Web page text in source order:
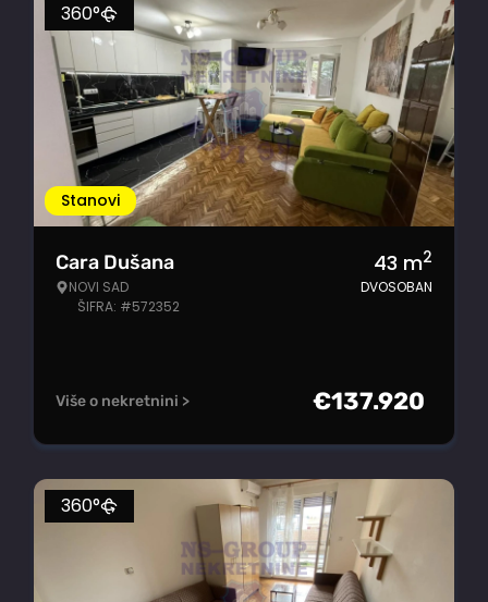
Stanovi
360°
Cara Dušana
NOVI SAD
ŠIFRA: #572352
43 m2
DVOSOBAN
Više o nekretnini > €137.920
360°